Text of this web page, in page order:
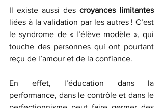
Il existe aussi des croyances limitantes
liées à la validation par les autres ! C’est
le syndrome de « l’élève modèle », qui
touche des personnes qui ont pourtant
reçu de l’amour et de la confiance.
En effet, l’éducation dans la
performance, dans le contrôle et dans le